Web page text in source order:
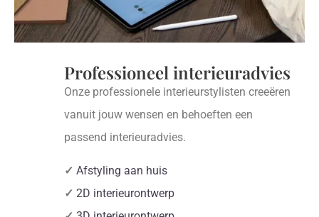
Professioneel interieuradvies
Onze professionele interieurstylisten creeëren
vanuit jouw wensen en behoeften een
passend interieuradvies.
✓ Afstyling aan huis
✓ 2D interieurontwerp